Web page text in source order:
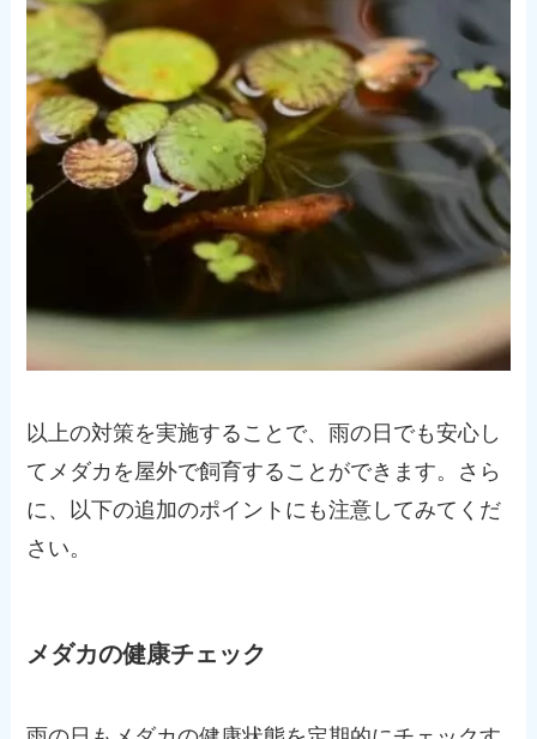
以上の対策を実施することで、雨の日でも安心し
てメダカを屋外で飼育することができます。さら
に、以下の追加のポイントにも注意してみてくだ
さい。
メダカの健康チェック